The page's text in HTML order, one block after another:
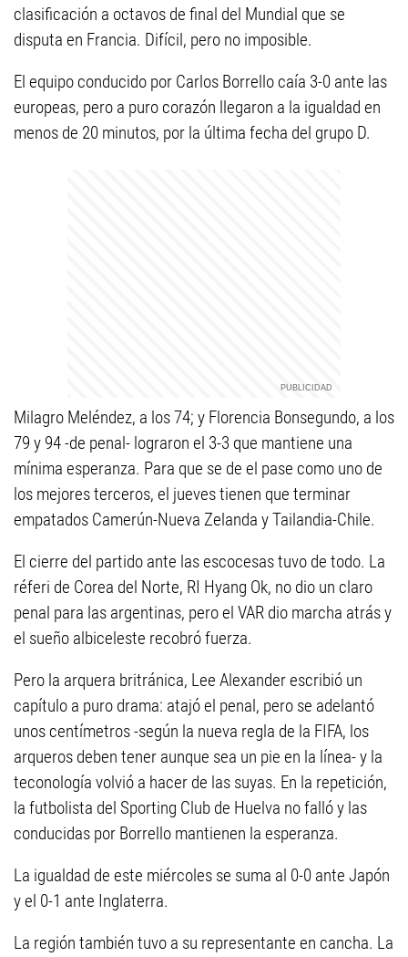
clasificación a octavos de final del Mundial que se
disputa en Francia. Difícil, pero no imposible.
El equipo conducido por Carlos Borrello caía 3-0 ante las
europeas, pero a puro corazón llegaron a la igualdad en
menos de 20 minutos, por la última fecha del grupo D.
Milagro Meléndez, a los 74; y Florencia Bonsegundo, a los
79 y 94 -de penal- lograron el 3-3 que mantiene una
mínima esperanza. Para que se de el pase como uno de
los mejores terceros, el jueves tienen que terminar
empatados Camerún-Nueva Zelanda y Tailandia-Chile.
El cierre del partido ante las escocesas tuvo de todo. La
réferi de Corea del Norte, RI Hyang Ok, no dio un claro
penal para las argentinas, pero el VAR dio marcha atrás y
el sueño albiceleste recobró fuerza.
Pero la arquera britránica, Lee Alexander escribió un
capítulo a puro drama: atajó el penal, pero se adelantó
unos centímetros -según la nueva regla de la FIFA, los
arqueros deben tener aunque sea un pie en la línea- y la
teconología volvió a hacer de las suyas. En la repetición,
la futbolista del Sporting Club de Huelva no falló y las
conducidas por Borrello mantienen la esperanza.
La igualdad de este miércoles se suma al 0-0 ante Japón
y el 0-1 ante Inglaterra.
La región también tuvo a su representante en cancha. La